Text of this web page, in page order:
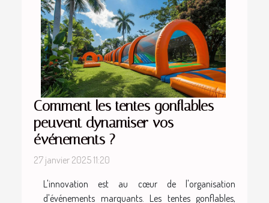
Comment les tentes gonflables
peuvent dynamiser vos
événements ?
27 janvier 2025 11:20
L'innovation est au cœur de l'organisation
d'événements marquants. Les tentes gonflables,